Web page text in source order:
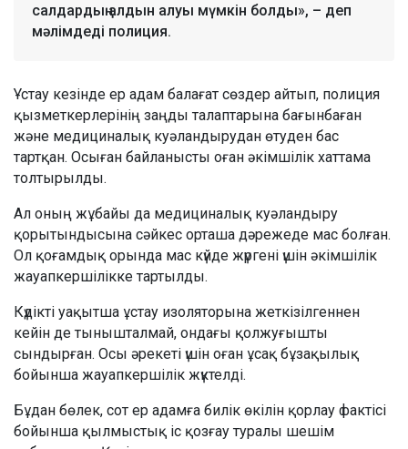
салдардың алдын алуы мүмкін болды», – деп
мәлімдеді полиция.
Ұстау кезінде ер адам балағат сөздер айтып, полиция
қызметкерлерінің заңды талаптарына бағынбаған
және медициналық куәландырудан өтуден бас
тартқан. Осыған байланысты оған әкімшілік хаттама
толтырылды.
Ал оның жұбайы да медициналық куәландыру
қорытындысына сәйкес орташа дәрежеде мас болған.
Ол қоғамдық орында мас күйде жүргені үшін әкімшілік
жауапкершілікке тартылды.
Күдікті уақытша ұстау изоляторына жеткізілгеннен
кейін де тынышталмай, ондағы қолжуғышты
сындырған. Осы әрекеті үшін оған ұсақ бұзақылық
бойынша жауапкершілік жүктелді.
Бұдан бөлек, сот ер адамға билік өкілін қорлау фактісі
бойынша қылмыстық іс қозғау туралы шешім